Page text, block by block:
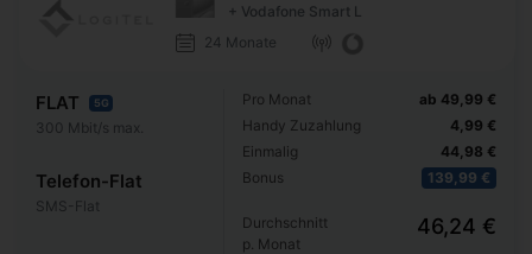
+ Vodafone Smart L
24 Monate
FLAT 5G
300 Mbit/s max.
Telefon-Flat
SMS-Flat
Pro Monat
Handy Zuzahlung
Einmalig
Bonus
ab 49,99 €
4,99 €
44,98 €
139,99 €
Durchschnitt
p. Monat
46,24 €